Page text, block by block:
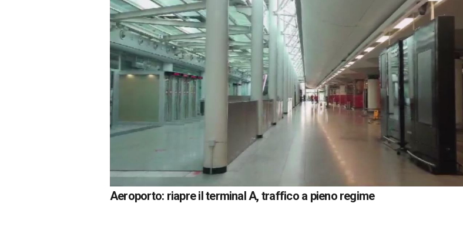
Aeroporto: riapre il terminal A, traffico a pieno regime